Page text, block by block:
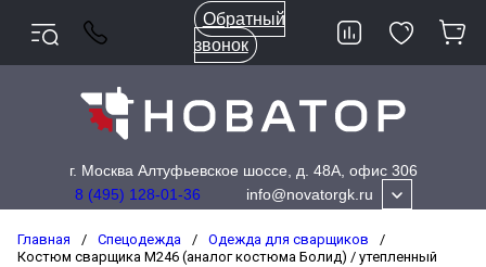
Обратный
звонок
г. Москва Алтуфьевское шоссе, д. 48А, офис 306
8 (495) 128-01-36
info@novatorgk.ru
Главная / Спецодежда / Одежда для сварщиков
/
Костюм сварщика М246 (аналог костюма Болид) / утепленный